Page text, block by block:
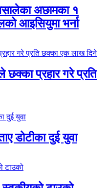
अछामका १
आइसियुमा भर्ना
छक्का प्रहार गरे प्रति
डोटीका दुई युवा